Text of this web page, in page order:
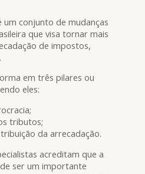
conjunto de mudanças
que visa tornar mais
de impostos,
em três pilares ou
eles:
tributos;
da arrecadação.
acreditam que a
ser um importante